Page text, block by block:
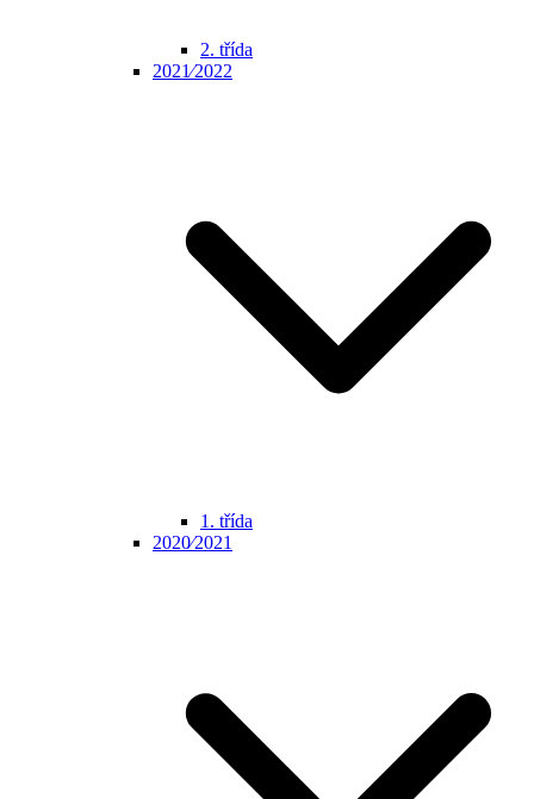
2. třída
2021⁄2022
1. třída
2020⁄2021